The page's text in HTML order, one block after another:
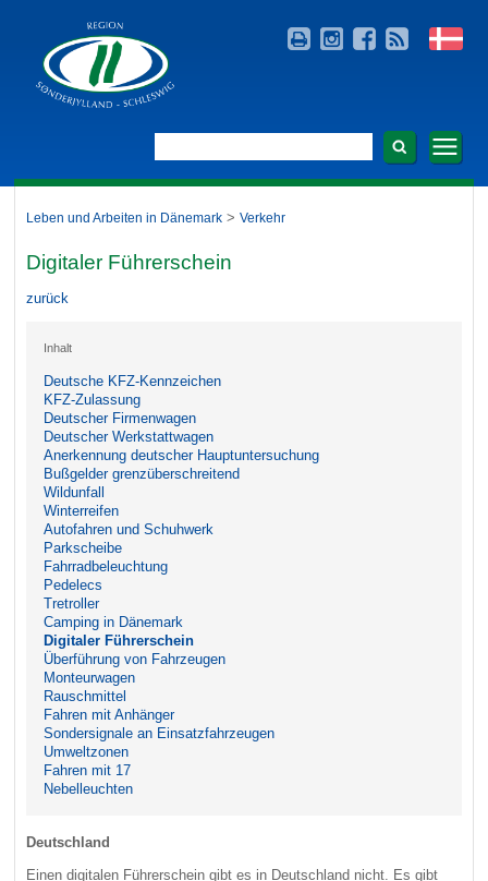
Leben und Arbeiten in Dänemark > Verkehr
Digitaler Führerschein
zurück
Inhalt
Deutsche KFZ-Kennzeichen
KFZ-Zulassung
Deutscher Firmenwagen
Deutscher Werkstattwagen
Anerkennung deutscher Hauptuntersuchung
Bußgelder grenzüberschreitend
Wildunfall
Winterreifen
Autofahren und Schuhwerk
Parkscheibe
Fahrradbeleuchtung
Pedelecs
Tretroller
Camping in Dänemark
Digitaler Führerschein
Überführung von Fahrzeugen
Monteurwagen
Rauschmittel
Fahren mit Anhänger
Sondersignale an Einsatzfahrzeugen
Umweltzonen
Fahren mit 17
Nebelleuchten
Deutschland
Einen digitalen Führerschein gibt es in Deutschland nicht. Es gibt